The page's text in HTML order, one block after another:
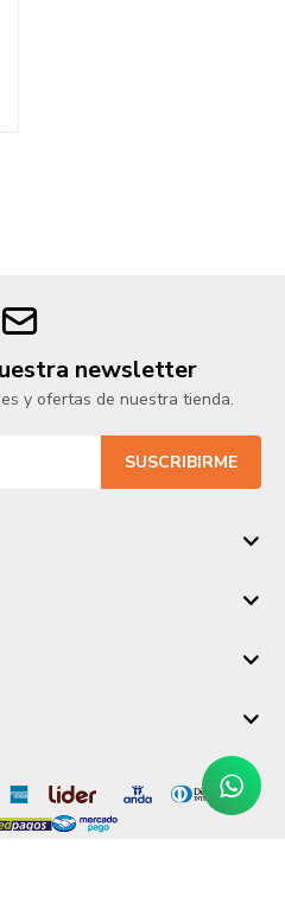
newsletter
y ofertas de nuestra tienda.
SUSCRIBIRME